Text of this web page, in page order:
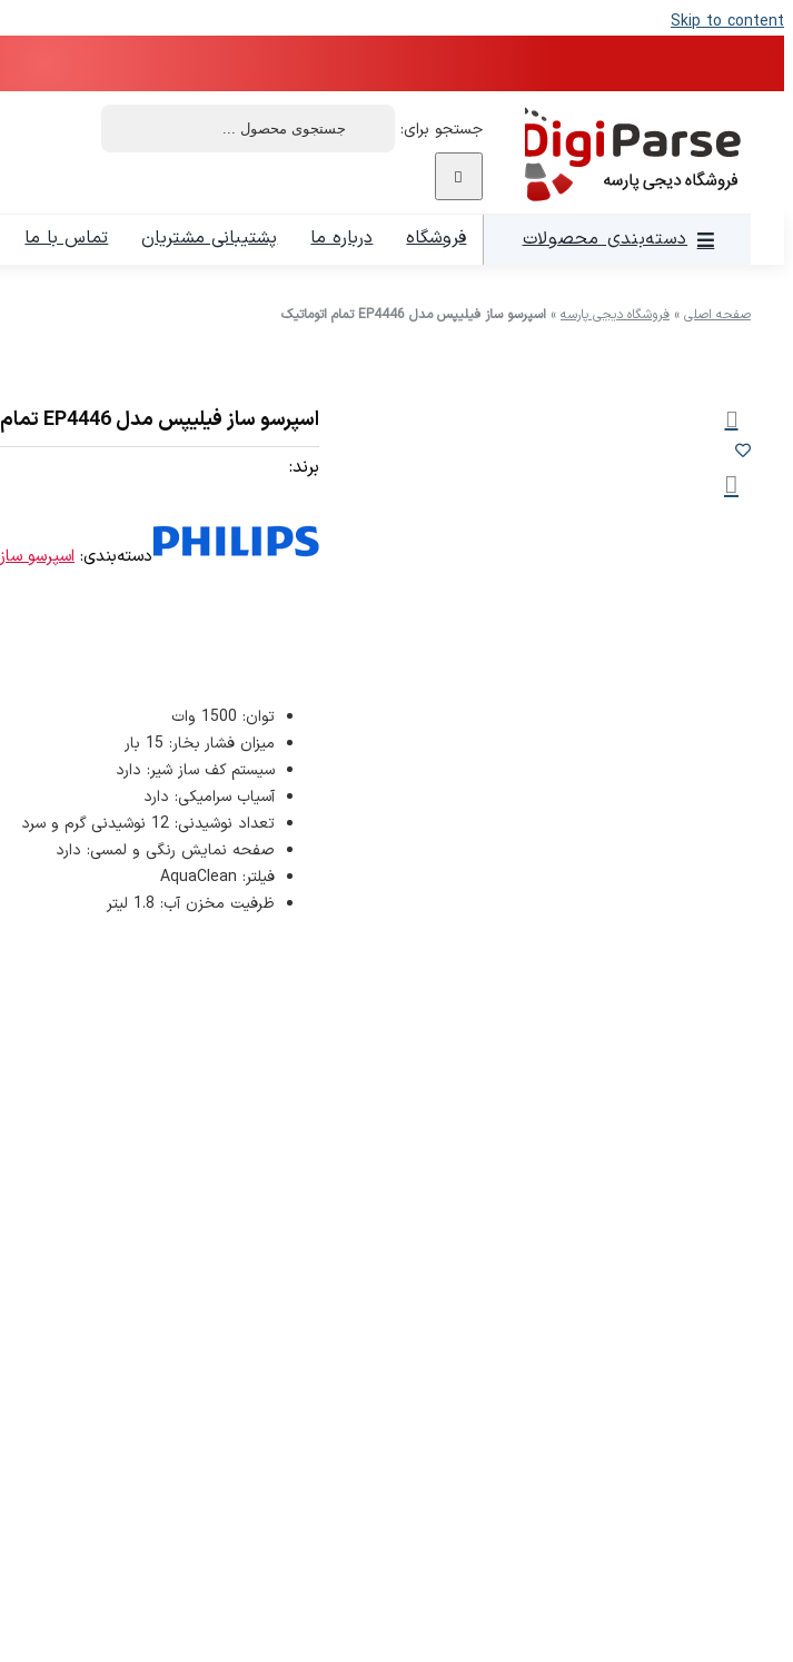
Skip to content
جستجو برای:
دسته‌بندی محصولات فروشگاه درباره ما پشتیبانی مشتریان تماس با ما
صفحه اصلی » فروشگاه دیجی پارسه » اسپرسو ساز فیلیپس مدل EP4446 تمام اتوماتیک
اسپرسو ساز فیلیپس مدل EP4446 تمام اتوماتیک
برند:
دسته‌بندی: اسپرسو ساز
توان: 1500 وات
میزان فشار بخار: 15 بار
سیستم کف ساز شیر: دارد
آسیاب سرامیکی: دارد
تعداد نوشیدنی: 12 نوشیدنی گرم و سرد
صفحه نمایش رنگی و لمسی: دارد
فیلتر: AquaClean
ظرفیت مخزن آب: 1.8 لیتر